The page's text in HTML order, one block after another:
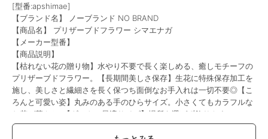
[型番:apshimae]
【ブランド名】 ノーブランド NO BRAND
【商品名】 プリザーブドフラワー シマエナガ
【メーカー型番】
【商品説明】
【枯れない花の贈り物】水やり不要で長く楽しめる、癒しモチーフの
プリザーブドフラワー。【長期間美しさ保存】生花に特殊保存加工を
施し、美しさと繊細さを長く保つち面倒なお手入れは一切不要◎【こ
ろんと可愛い姿】丸みのある手のひらサイズ。小さくてもカラフルな
お花が華やか♪【ギフトに最適サイズ】場所を選ばず飾りやすいコン
パクトさで、ケースのまま飾ってもOK。